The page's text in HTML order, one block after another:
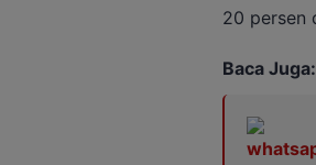
20 persen
Baca Juga: